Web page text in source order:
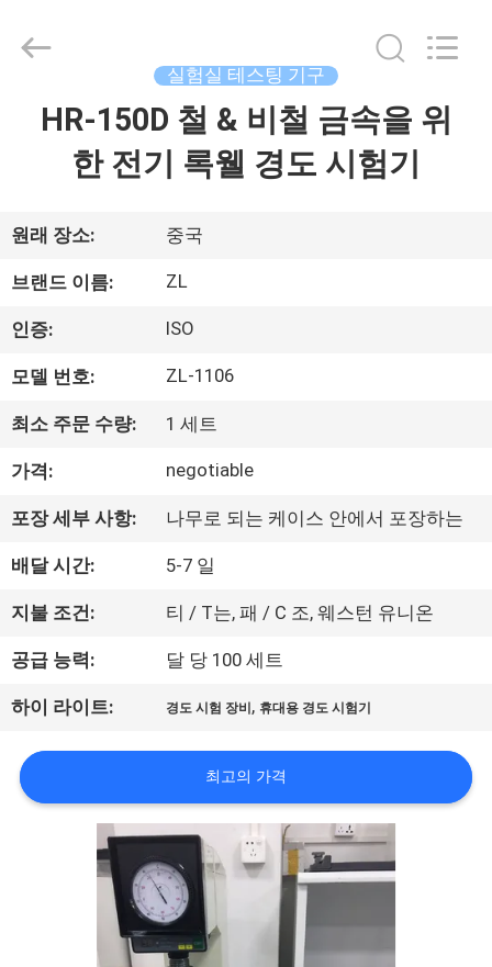
품
동
영
우
리
에
대
하
여
공
Dongguan
Zhongli
실험실 테스팅 기구
HR-150D 철 & 비철 금속을 위
한 전기 록웰 경도 시험기
원래 장소: 중국
브랜드 이름: ZL
인증: ISO
모델 번호: ZL-1106
최소 주문 수량: 1 세트
가격: negotiable
포장 세부 사항: 나무로 되는 케이스 안에서 포장하는
배달 시간: 5-7 일
지불 조건: 티 / T는, 패 / C 조, 웨스턴 유니온
공급 능력: 달 당 100 세트
하이 라이트: 경도 시험 장비 , 휴대용 경도 시험기
최고의 가격